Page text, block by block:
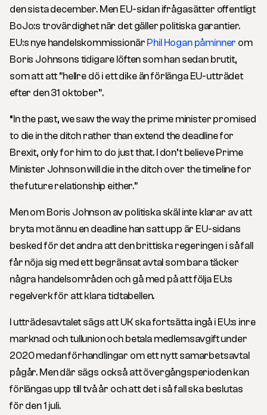
den sista december. Men EU-sidan ifrågasätter offentligt
BoJo:s trovärdighet när det gäller politiska garantier.
EU:s nye handelskommissionär Phil Hogan påminner om
Boris Johnsons tidigare löften som han sedan brutit,
som att att ”hellre dö i ett dike än förlänga EU-utträdet
efter den 31 oktober”.
“In the past, we saw the way the prime minister promised
to die in the ditch rather than extend the deadline for
Brexit, only for him to do just that. I don’t believe Prime
Minister Johnson will die in the ditch over the timeline for
the future relationship either.”
Men om Boris Johnson av politiska skäl inte klarar av att
bryta mot ännu en deadline han satt upp är EU-sidans
besked för det andra att den brittiska regeringen i så fall
får nöja sig med ett begränsat avtal som bara täcker
några handelsområden och gå med på att följa EU:s
regelverk för att klara tidtabellen.
I utträdesavtalet sägs att UK ska fortsätta ingå i EU:s inre
marknad och tullunion och betala medlemsavgift under
2020 medan förhandlingar om ett nytt samarbetsavtal
pågår. Men där sägs också att övergångsperioden kan
förlängas upp till två år och att det i så fall ska beslutas
för den 1 juli.